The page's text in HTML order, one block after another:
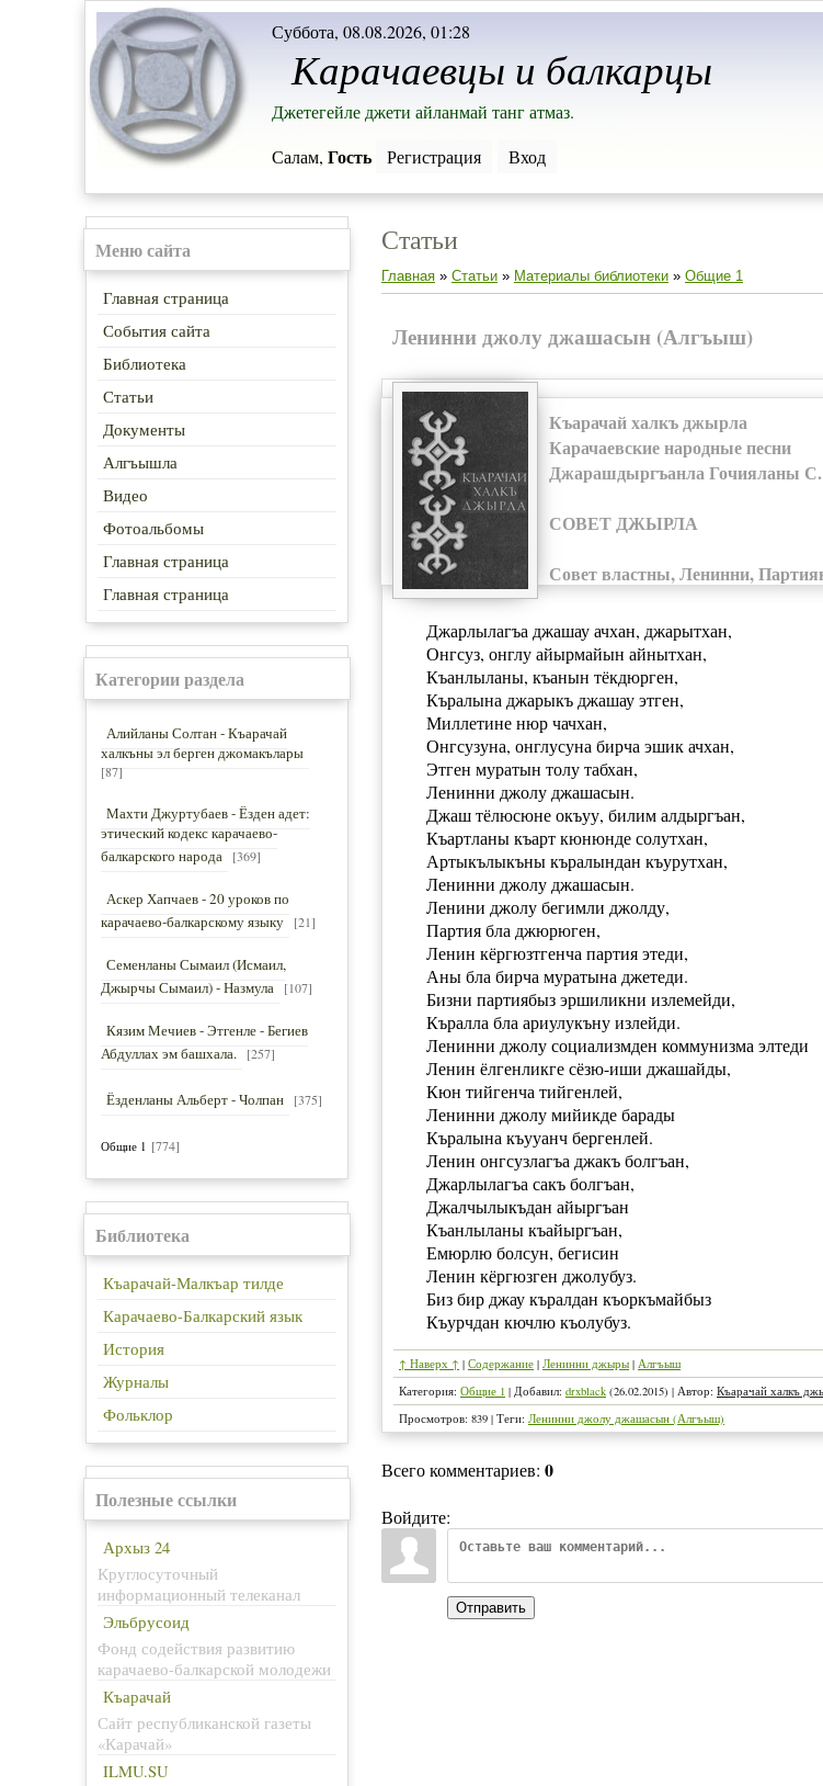
Суббота, 08.08.2026, 01:28
Карачаевцы и балкарцы
Салам, Гость Регистрация Вход
Джетегейле джети айланмай танг атмаз.
Меню сайта
Главная страница
События сайта
Библиотека
Статьи
Документы
Алгъышла
Видео
Фотоальбомы
Главная страница
Главная страница
Категории раздела
Алийланы Солтан - Къарачай
халкъны эл берген джомакълары
[87]
Махти Джуртубаев - Ёзден адет:
этический кодекс карачаево-
балкарского народа
[369]
Аскер Хапчаев - 20 уроков по
карачаево-балкарскому языку
[21]
Семенланы Сымаил (Исмаил,
Джырчы Сымаил) - Назмула
[107]
Кязим Мечиев - Этгенле - Бегиев
Абдуллах эм башхала.
[257]
Ёзденланы Альберт - Чолпан [375]
Общие 1 [774]
Библиотека
Къарачай-Малкъар тилде
Карачаево-Балкарский язык
История
Журналы
Фольклор
Полезные ссылки
Архыз 24
Круглосуточный
информационный телеканал
Эльбрусоид
Фонд содействия развитию
карачаево-балкарской молодежи
Къарачай
Сайт республиканской газеты
«Карачай»
ILMU.SU
Статьи
Главная » Статьи » Материалы библиотеки » Общие 1
Ленинни джолу джашасын (Алгъыш)
Къарачай халкъ джырла
Карачаевские народные песни
Джарашдыргъанла Гочияланы
СОВЕТ ДЖЫРЛА
Совет властны, Ленинни,
Джарлылагъа джашау ачхан, джарытхан,
Онгсуз, онглу айырмайын айнытхан,
Къанлыланы, къанын тёкдюрген,
Къралына джарыкъ джашау этген,
Миллетине нюр чачхан,
Онгсузуна, онглусуна бирча эшик ачхан,
Этген муратын толу табхан,
Ленинни джолу джашасын.
Джаш тёлюсюне окъуу, билим алдыргъан,
Къартланы къарт кюнюнде солутхан,
Артыкълыкъны къралындан къурутхан,
Ленинни джолу джашасын.
Ленини джолу бегимли джолду,
Партия бла джюрюген,
Ленин кёргюзтгенча партия этеди,
Аны бла бирча муратына джетеди.
Бизни партиябыз эршиликни излемейди,
Къралла бла ариулукъну излейди.
Ленинни джолу социализмден коммунизма элтеди
Ленин ёлгенликге сёзю-иши джашайды,
Кюн тийгенча тийгенлей,
Ленинни джолу мийикде барады
Къралына къууанч бергенлей.
Ленин онгсузлагъа джакъ болгъан,
Джарлылагъа сакъ болгъан,
Джалчылыкъдан айыргъан
Къанлыланы къайыргъан,
Емюрлю болсун, бегисин
Ленин кёргюзген джолубуз.
Биз бир джау къралдан къоркъмайбыз
Къурчдан кючлю къолубуз.
↑ Наверх ↑ | Содержание | Ленинни джыры | Алгъыш
Категория: Общие 1 | Добавил: drxblack (26.02.2015) | Автор: Къарачай халкъ
Просмотров: 839 | Теги: Ленинни джолу джашасын (Алгъыш)
Всего комментариев: 0
Войдите:
Отправить